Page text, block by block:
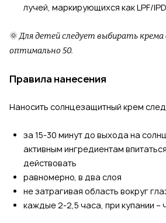
лучей, маркирующихся как LPF/
🌞Для детей следует выбирать крема
оптимально 50.
Правила нанесения
Наносить солнцезащитный крем
за 15-30 минут до выхода на
активным ингредиентам
действовать
равномерно, в два слоя
не затрагивая область вокруг
каждые 2-2,5 часа, при купании –